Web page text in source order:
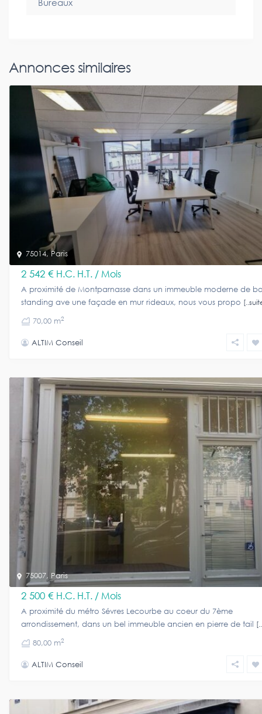
Bureaux
Annonces similaires
75014, Paris
2 542 € H.C. H.T. / Mois
A proximité de Montparnasse dans un immeuble moderne de
standing ave une façade en mur rideaux, nous vous propo
70,00 m2
ALTIM Conseil
75007, Paris
2 500 € H.C. H.T. / Mois
A proximité du métro Sévres Lecourbe au coeur du 7ème
arrondissement, dans un bel immeuble ancien en pierre de tail
80,00 m2
ALTIM Conseil